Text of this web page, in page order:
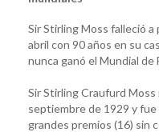
Sir Stirling Moss falleció
abril con 90 años en su
nunca ganó el Mundial de
Sir Stirling Craufurd
septiembre de 1929 y
grandes premios (16) sin